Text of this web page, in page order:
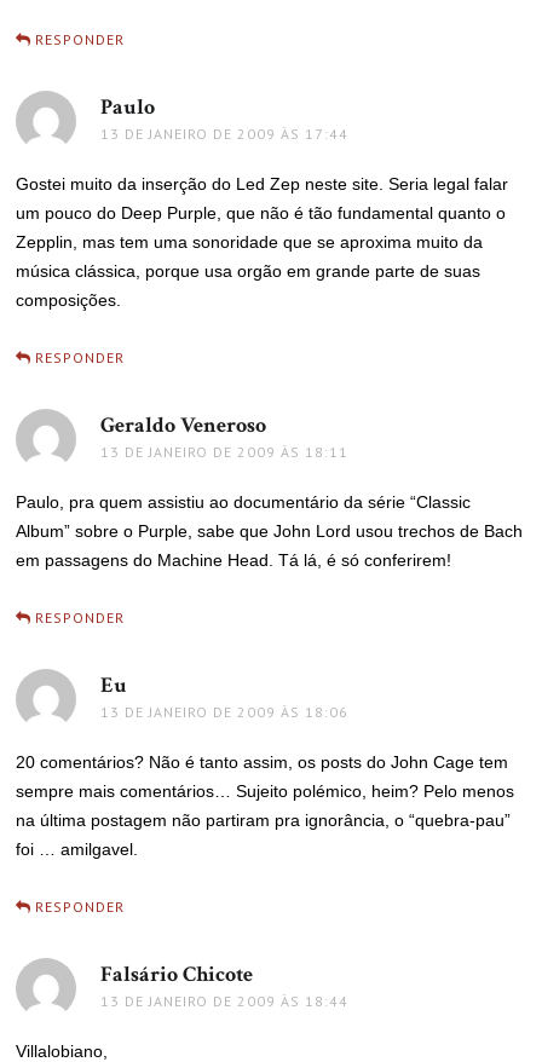
RESPONDER
Paulo
13 DE JANEIRO DE 2009 ÀS 17:44
Gostei muito da inserção do Led Zep neste site. Seria legal falar
um pouco do Deep Purple, que não é tão fundamental quanto o
Zepplin, mas tem uma sonoridade que se aproxima muito da
música clássica, porque usa orgão em grande parte de suas
composições.
RESPONDER
Geraldo Veneroso
13 DE JANEIRO DE 2009 ÀS 18:11
Paulo, pra quem assistiu ao documentário da série “Classic
Album” sobre o Purple, sabe que John Lord usou trechos de Bach
em passagens do Machine Head. Tá lá, é só conferirem!
RESPONDER
Eu
13 DE JANEIRO DE 2009 ÀS 18:06
20 comentários? Não é tanto assim, os posts do John Cage tem
sempre mais comentários… Sujeito polémico, heim? Pelo menos
na última postagem não partiram pra ignorância, o “quebra-pau”
foi … amilgavel.
RESPONDER
Falsário Chicote
13 DE JANEIRO DE 2009 ÀS 18:44
Villalobiano,